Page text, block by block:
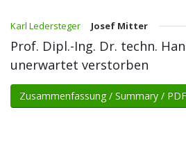
Karl Ledersteger Josef Mitter
Prof. Dipl.-Ing. Dr. techn.
unerwartet verstorben
Zusammenfassung / Summary /